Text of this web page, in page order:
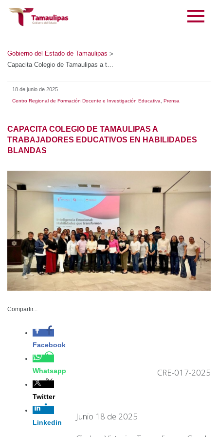
Gobierno del Estado de Tamaulipas>
Capacita Colegio de Tamaulipas a trabajadores educativos en habilidades blandas
18 de junio de 2025
Centro Regional de Formación Docente e Investigación Educativa,Prensa
CAPACITA COLEGIO DE TAMAULIPAS A
TRABAJADORES EDUCATIVOS EN HABILIDADES
BLANDAS
Compartir...
Facebook
Whatsapp
Twitter
Linkedin
CRE-017-2025
Junio 18 de 2025